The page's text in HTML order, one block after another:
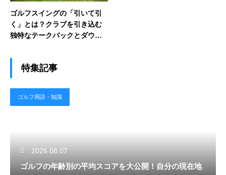
ゴルフスイングの「引いて引
く」とは？クラブを引き込む
独特なテークバックとダウン
特集記事
ゴルフ用語・知識
2026.08.07
ゴルフの年齢別の平均スコアを大公開！自分の現在地